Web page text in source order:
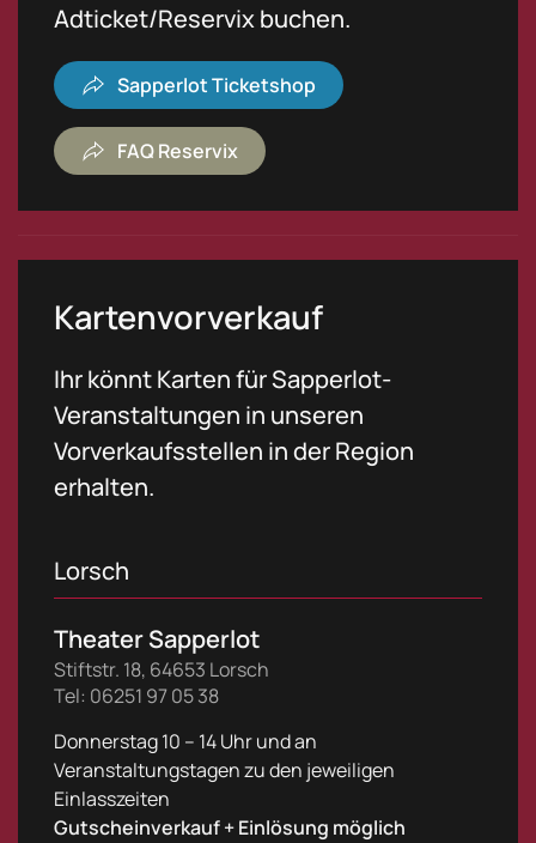
Adticket/Reservix buchen.
Sapperlot Ticketshop
FAQ Reservix
Kartenvorverkauf
Ihr könnt Karten für Sapperlot-
Veranstaltungen in unseren
Vorverkaufsstellen in der Region
erhalten.
Lorsch
Theater Sapperlot
Stiftstr. 18, 64653 Lorsch
Tel: 06251 97 05 38
Donnerstag 10 – 14 Uhr und an
Veranstaltungstagen zu den jeweiligen
Einlasszeiten
Gutscheinverkauf + Einlösung möglich